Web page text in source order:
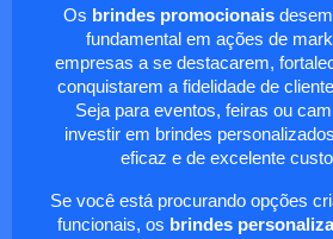
Os brindes promocionais
fundamental em ações de
empresas a se destacarem,
conquistarem a fidelidade de
Seja para eventos, feiras ou
investir em brindes
eficaz e de excelente
Se você está procurando opções
funcionais, os brindes